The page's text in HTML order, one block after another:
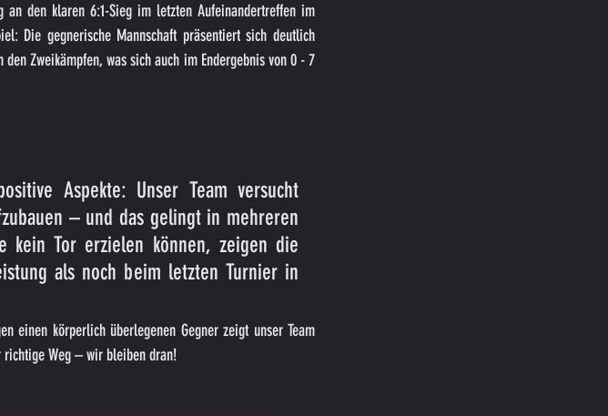
den klaren 6:1-Sieg im letzten Aufeinandertreffen im
Die gegnerische Mannschaft präsentiert sich deutlich
Zweikämpfen, was sich auch im Endergebnis von 0 - 7
Aspekte: Unser Team versucht
– und das gelingt in mehreren
kein Tor erzielen können, zeigen die
als noch beim letzten Turnier in
einen körperlich überlegenen Gegner zeigt unser Team
richtige Weg – wir bleiben dran!